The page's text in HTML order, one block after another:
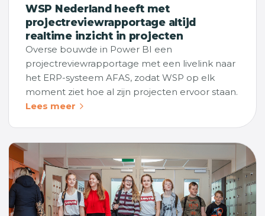
WSP Nederland heeft met
projectreviewrapportage altijd
realtime inzicht in projecten
Overse bouwde in Power BI een
projectreviewrapportage met een livelink naar
het ERP-systeem AFAS, zodat WSP op elk
moment ziet hoe al zijn projecten ervoor staan.
Lees meer